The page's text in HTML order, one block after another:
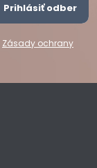
Zásady ochrany
Prihlásiť odber